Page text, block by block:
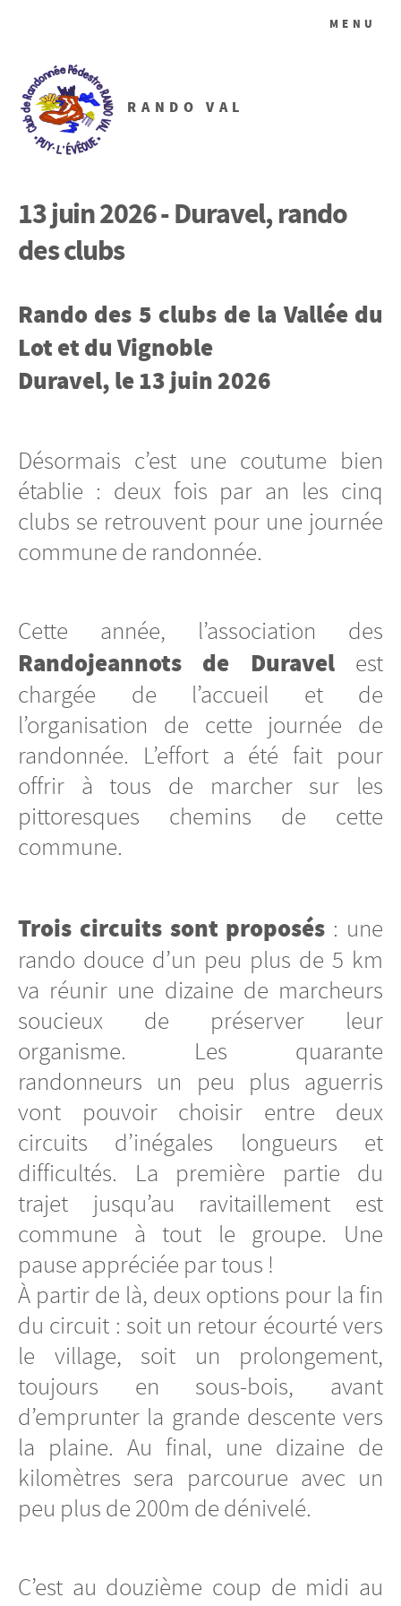
RANDO VAL
MENU
13 juin 2026 - Duravel, rando
des clubs
Rando des 5 clubs de la Vallée du
Lot et du Vignoble
Duravel, le 13 juin 2026
Désormais c’est une coutume bien
établie : deux fois par an les cinq
clubs se retrouvent pour une journée
commune de randonnée.
Cette année, l’association des
Randojeannots de Duravelest
chargée de l’accueil et de
l’organisation de cette journée de
randonnée. L’effort a été fait pour
offrir à tous de marcher sur les
pittoresques chemins de cette
commune.
Trois circuits sont proposés : une
rando douce d’un peu plus de 5 km
va réunir une dizaine de marcheurs
soucieux de préserver leur
organisme. Les quarante
randonneurs un peu plus aguerris
vont pouvoir choisir entre deux
circuits d’inégales longueurs et
difficultés. La première partie du
trajet jusqu’au ravitaillement est
commune à tout le groupe. Une
pause appréciée par tous !
À partir de là, deux options pour la fin
du circuit : soit un retour écourté vers
le village, soit un prolongement,
toujours en sous-bois, avant
d’emprunter la grande descente vers
la plaine. Au final, une dizaine de
kilomètres sera parcourue avec un
peu plus de 200m de dénivelé.
C’est au douzième coup de midi au